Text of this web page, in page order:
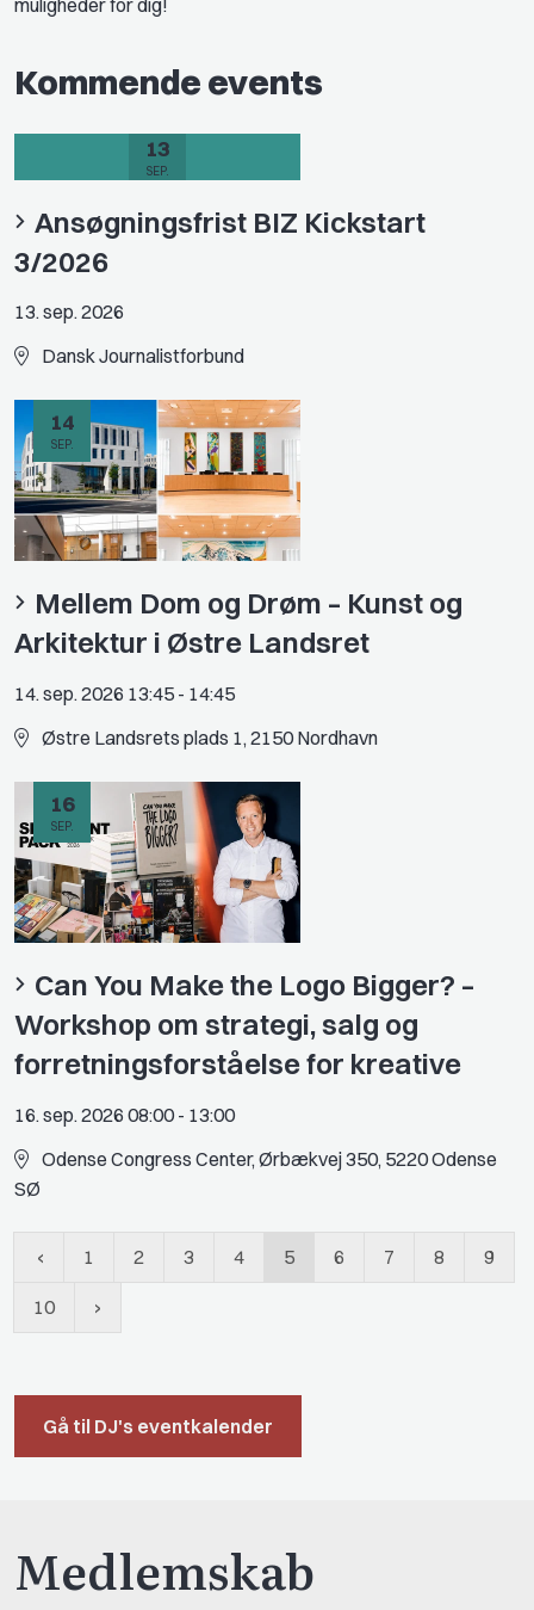
Kommende events
13
SEP.
Ansøgningsfrist BIZ Kickstart
3/2026
13. sep. 2026
Dansk Journalistforbund
14
SEP.
Mellem Dom og Drøm – Kunst og
Arkitektur i Østre Landsret
14. sep. 2026 13:45 - 14:45
Østre Landsrets plads 1, 2150 Nordhavn
16
SEP.
Can You Make the Logo Bigger? –
Workshop om strategi, salg og
forretningsforståelse for kreative
16. sep. 2026 08:00 - 13:00
Odense Congress Center, Ørbækvej 350, 5220 Odense
SØ
1 2 3 4 5 6 7 8 9
10
Gå til DJ's eventkalender
Medlemskab